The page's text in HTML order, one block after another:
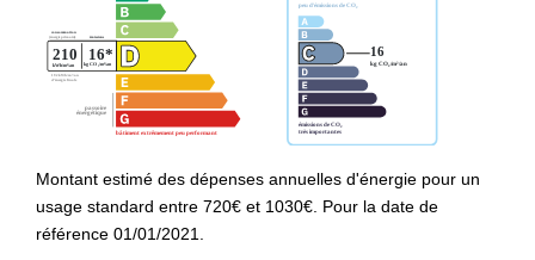
Montant estimé des dépenses annuelles d'énergie pour un
usage standard entre 720€ et 1030€. Pour la date de
référence 01/01/2021.